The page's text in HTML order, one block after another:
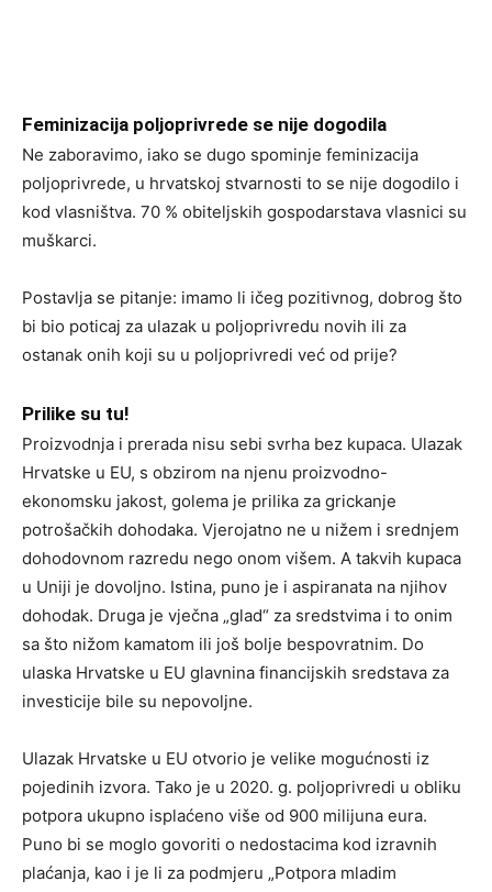
Feminizacija poljoprivrede se nije dogodila
Ne zaboravimo, iako se dugo spominje feminizacija
poljoprivrede, u hrvatskoj stvarnosti to se nije dogodilo i
kod vlasništva. 70 % obiteljskih gospodarstava vlasnici su
muškarci.
Postavlja se pitanje: imamo li ičeg pozitivnog, dobrog što
bi bio poticaj za ulazak u poljoprivredu novih ili za
ostanak onih koji su u poljoprivredi već od prije?
Prilike su tu!
Proizvodnja i prerada nisu sebi svrha bez kupaca. Ulazak
Hrvatske u EU, s obzirom na njenu proizvodno-
ekonomsku jakost, golema je prilika za grickanje
potrošačkih dohodaka. Vjerojatno ne u nižem i srednjem
dohodovnom razredu nego onom višem. A takvih kupaca
u Uniji je dovoljno. Istina, puno je i aspiranata na njihov
dohodak. Druga je vječna „glad“ za sredstvima i to onim
sa što nižom kamatom ili još bolje bespovratnim. Do
ulaska Hrvatske u EU glavnina financijskih sredstava za
investicije bile su nepovoljne.
Ulazak Hrvatske u EU otvorio je velike mogućnosti iz
pojedinih izvora. Tako je u 2020. g. poljoprivredi u obliku
potpora ukupno isplaćeno više od 900 milijuna eura.
Puno bi se moglo govoriti o nedostacima kod izravnih
plaćanja, kao i je li za podmjeru „Potpora mladim